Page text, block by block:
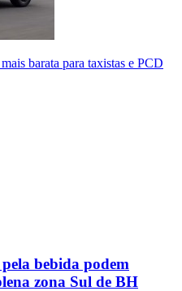
barata para taxistas e PCD
bebida podem
zona Sul de BH